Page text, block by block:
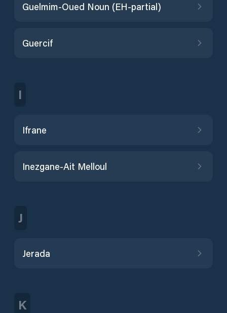
Guelmim-Oued Noun (EH-partial)
Guercif
I
Ifrane
Inezgane-Ait Melloul
J
Jerada
K